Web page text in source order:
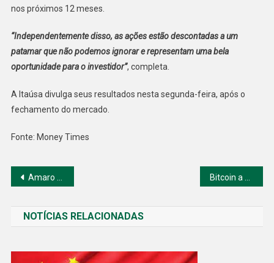
nos próximos 12 meses.
“Independentemente disso, as ações estão descontadas a um
patamar que não podemos ignorar e representam uma bela
oportunidade para o investidor”, completa.
A Itaúsa divulga seus resultados nesta segunda-feira, após o
fechamento do mercado.
Fonte: Money Times
Navegação
Post
Amaro se torna empresa de moda carbono negativo
NOTÍCIAS RELACIONADAS